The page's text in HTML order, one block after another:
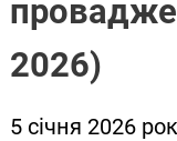
2026)
5 січня 2026